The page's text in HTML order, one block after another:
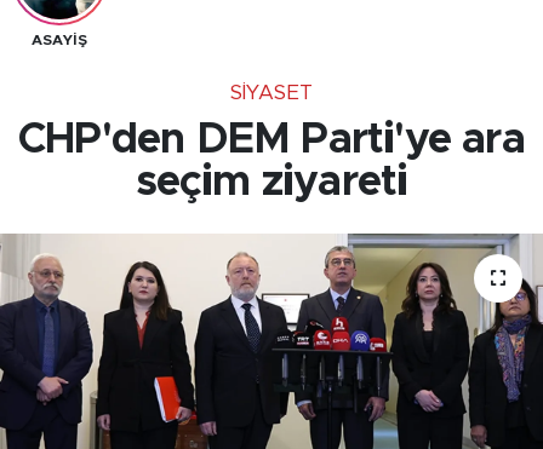
ASAYİŞ
SİYASET
CHP'den DEM Parti'ye ara
seçim ziyareti
Son Dakika Haberleri